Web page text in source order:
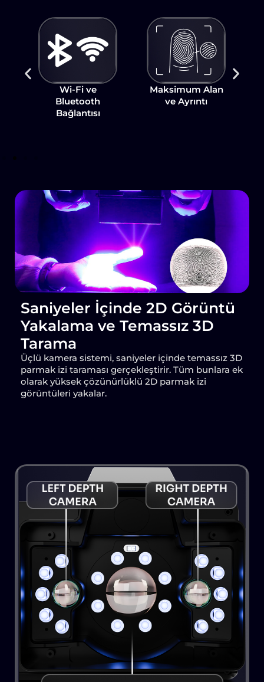
Wi-Fi ve
Bluetooth
Bağlantısı
Maksimum Alan
ve Ayrıntı
Saniyeler İçinde 2D Görüntü
Yakalama ve Temassız 3D
Tarama
Üçlü kamera sistemi, saniyeler içinde temassız 3D
parmak izi taraması gerçekleştirir. Tüm bunlara ek
olarak yüksek çözünürlüklü 2D parmak izi
görüntüleri yakalar.